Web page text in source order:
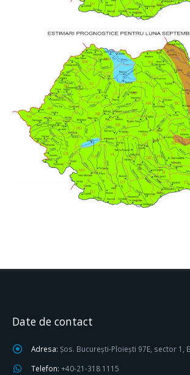
Date de contact
Adresa: Șos. București-Ploiești 97E, sector 1,
Telefon: +40-21-318 1115